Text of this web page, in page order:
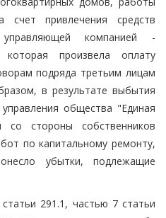
счет привлечения средств
компанией -
произвела оплату
подряда третьим лицам
в результате выбытия
общества "Единая
стороны собственников
по капитальному ремонту,
убытки, подлежащие
291.1, частью 7 статьи